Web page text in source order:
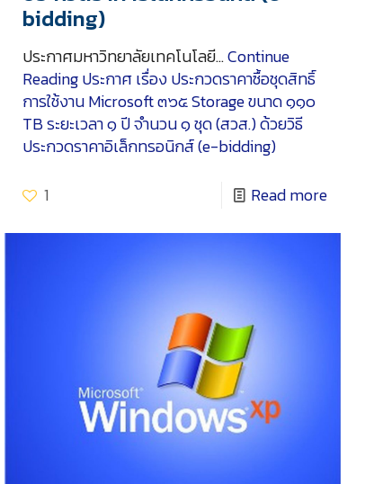
bidding)
ประกาศมหาวิทยาลัยเทคโนโลยี…Continue
Readingประกาศ เรื่อง ประกวดราคาซื้อชุดสิทธิ์
การใช้งาน Microsoft ๓๖๕ Storage ขนาด ๑๑๐
TB ระยะเวลา ๑ ปี จำนวน ๑ ชุด (สวส.) ด้วยวิธี
ประกวดราคาอิเล็กทรอนิกส์ (e-bidding)
1
Read more